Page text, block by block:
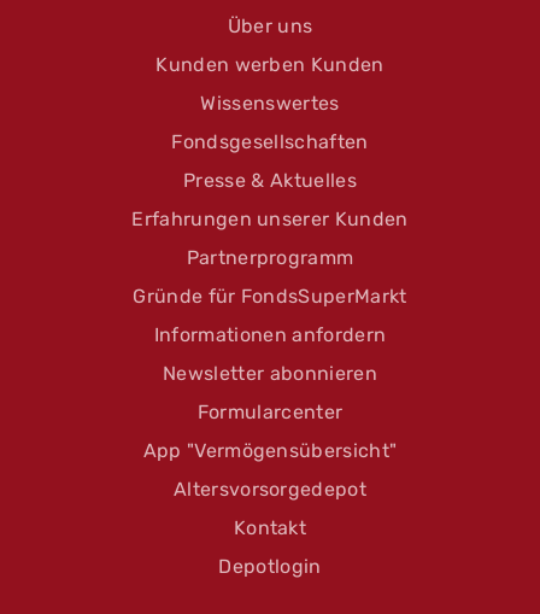
Über uns
Kunden werben Kunden
Wissenswertes
Fondsgesellschaften
Presse & Aktuelles
Erfahrungen unserer Kunden
Partnerprogramm
Gründe für FondsSuperMarkt
Informationen anfordern
Newsletter abonnieren
Formularcenter
App "Vermögensübersicht"
Altersvorsorgedepot
Kontakt
Depotlogin